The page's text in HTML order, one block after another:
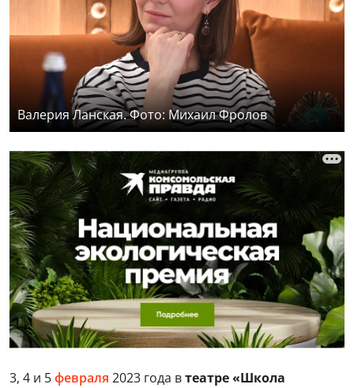
Валерия Ланская. Фото: Михаил Фролов
3, 4 и 5февраля 2023 года втеатре «Школа